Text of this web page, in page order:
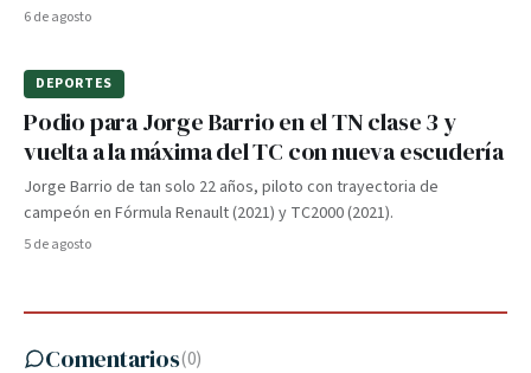
6 de agosto
DEPORTES
Podio para Jorge Barrio en el TN clase 3 y
vuelta a la máxima del TC con nueva escudería
Jorge Barrio de tan solo 22 años, piloto con trayectoria de
campeón en Fórmula Renault (2021) y TC2000 (2021).
5 de agosto
Comentarios(0)